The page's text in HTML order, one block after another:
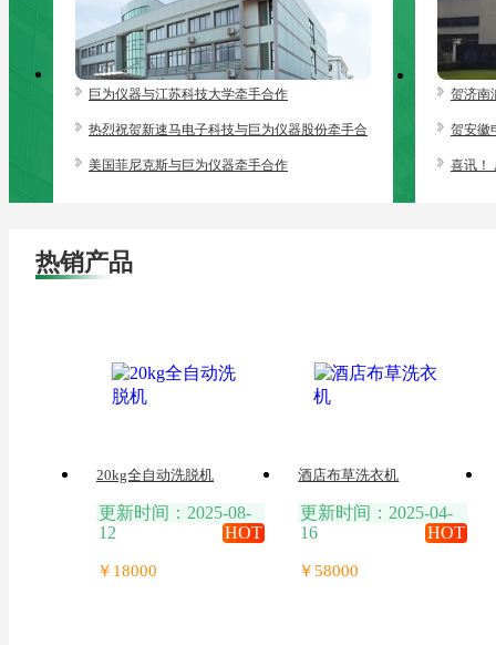
巨为仪器与江苏科技大学牵手合作
热烈祝贺新速马电子科技与巨为仪器股份牵手合
美国菲尼克斯与巨为仪器牵手合作
贺济南
贺安徽
喜讯！
热销产品
20kg全自动洗脱机
更新时间：2025-08-
12
HOT
￥18000
酒店布草洗衣机
更新时间：2025-04-
16
HOT
￥58000